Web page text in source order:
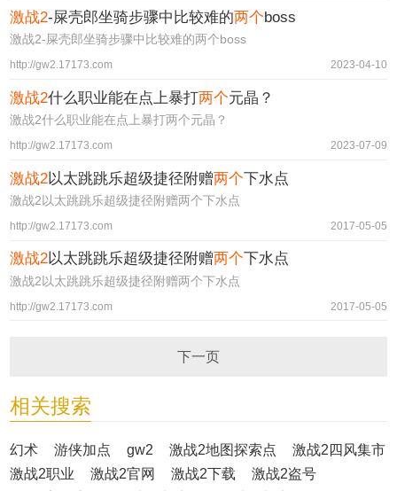
激战2-屎壳郎坐骑步骤中比较难的两个boss
激战2-屎壳郎坐骑步骤中比较难的两个boss
http://gw2.17173.com 2023-04-10
激战2什么职业能在点上暴打两个元晶？
激战2什么职业能在点上暴打两个元晶？
http://gw2.17173.com 2023-07-09
激战2以太跳跳乐超级捷径附赠两个下水点
激战2以太跳跳乐超级捷径附赠两个下水点
http://gw2.17173.com 2017-05-05
激战2以太跳跳乐超级捷径附赠两个下水点
激战2以太跳跳乐超级捷径附赠两个下水点
http://gw2.17173.com 2017-05-05
下一页
相关搜索
幻术 游侠加点 gw2 激战2地图探索点
激战2四风集市
激战2职业
激战2官网 激战2下载
激战2盗号